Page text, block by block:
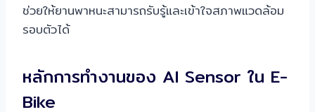
ช่วยให้ยานพาหนะสามารถรับรู้และเข้าใจสภาพแวดล้อม
รอบตัวได้
หลักการทำงานของ AI Sensor ใน E-
Bike